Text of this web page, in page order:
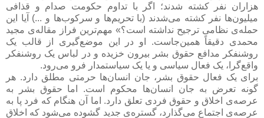
هزاران نفر کشته شدند؛ اگر با تداوم حکومت صدام و قذافی
میلیون‌ها نفر کشته می‌شدند (با تحریم‌ها و سرکوب‌ها و ...) آیا این
حمله‌ی نظامی ترجیح نداشته است؟» مهم‌ترین فراز مقاله‌ی مجید
محمدی دقیقاً همین‌جاست. او در این موضع‌گیری از قالب یک
روشنفکر مدافع حقوق بشر بیرون خزیده و در لباس یک روشنفکر
واقع‌گرا، یک فعال سیاسی و یا یک سیاستمدار فرو می‌رود.
برای یک فعال حقوق بشر، جان انسان‌ها حرمتی مطلق دارد. هر
گونه تعرض به جان انسان‌ها محکوم است. اما حقوق بشر به
عرصه‌ی اخلاق و حقوق فردی تعلق دارد. اما آن هنگام که فرد پا به
عرصه‌ی اجتماع می‌گذارد، گستره‌ی جدید گشوده می‌شود که اخلاق